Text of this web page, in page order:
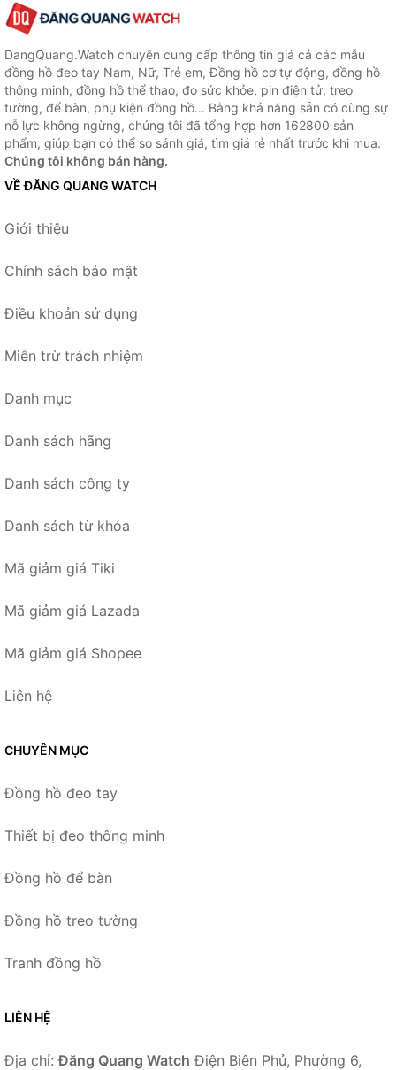
DangQuang.Watch chuyên cung cấp thông tin giá cả các mẫu
đồng hồ đeo tay Nam, Nữ, Trẻ em, Đồng hồ cơ tự động, đồng hồ
thông minh, đồng hồ thể thao, đo sức khỏe, pin điện tử, treo
tường, để bàn, phụ kiện đồng hồ... Bằng khả năng sẵn có cùng sự
nỗ lực không ngừng, chúng tôi đã tổng hợp hơn 162800 sản
phẩm, giúp bạn có thể so sánh giá, tìm giá rẻ nhất trước khi mua.
Chúng tôi không bán hàng.
VỀ ĐĂNG QUANG WATCH
Giới thiệu
Chính sách bảo mật
Điều khoản sử dụng
Miễn trừ trách nhiệm
Danh mục
Danh sách hãng
Danh sách công ty
Danh sách từ khóa
Mã giảm giá Tiki
Mã giảm giá Lazada
Mã giảm giá Shopee
Liên hệ
CHUYÊN MỤC
Đồng hồ đeo tay
Thiết bị đeo thông minh
Đồng hồ để bàn
Đồng hồ treo tường
Tranh đồng hồ
LIÊN HỆ
Địa chỉ:Đăng Quang Watch Điện Biên Phủ, Phường 6,